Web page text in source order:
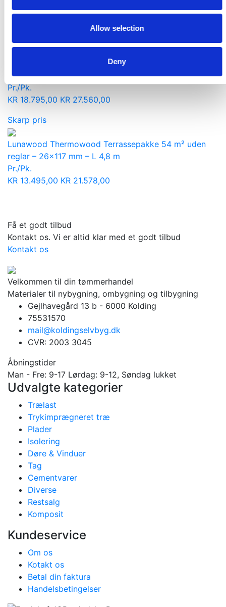
Allow selection
Deny
Lunawood Thermowood Terrassepakke 60,8 m² inkl.
reglar – 26×117 mm – L 5,4 m
Pr./Pk.
KR 18.795,00 KR 27.560,00
Skarp pris
Lunawood Thermowood Terrassepakke 54 m² uden
reglar – 26×117 mm – L 4,8 m
Pr./Pk.
KR 13.495,00 KR 21.578,00
Få et godt tilbud
Kontakt os. Vi er altid klar med et godt tilbud
Kontakt os
Velkommen til din tømmerhandel
Materialer til nybygning, ombygning og tilbygning
Gejlhavegård 13 b - 6000 Kolding
75531570
mail@koldingselvbyg.dk
CVR: 2003 3045
Åbningstider
Man - Fre: 9-17 Lørdag: 9-12, Søndag lukket
Udvalgte kategorier
Trælast
Trykimprægneret træ
Plader
Isolering
Døre & Vinduer
Tag
Cementvarer
Diverse
Restsalg
Komposit
Kundeservice
Om os
Kotakt os
Betal din faktura
Handelsbetingelser